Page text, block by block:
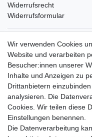
Widerrufsrecht
Widerrufsformular
Verpackungslizenz
bei der Landbell AG
Zahlungsarten
Vorabüberweisung
Rechnungskauf
Zahlung bei Abholung
PayPal (inkl. Kreditkarten)
Wir verwenden Cookies
Website und verarbeiten
Besucher:innen unserer
Inhalte und Anzeigen zu
Drittanbietern
analysieren. Die
Cookies. Wir teilen diese
Einstellungen benennen.
Die Datenverarbeitung